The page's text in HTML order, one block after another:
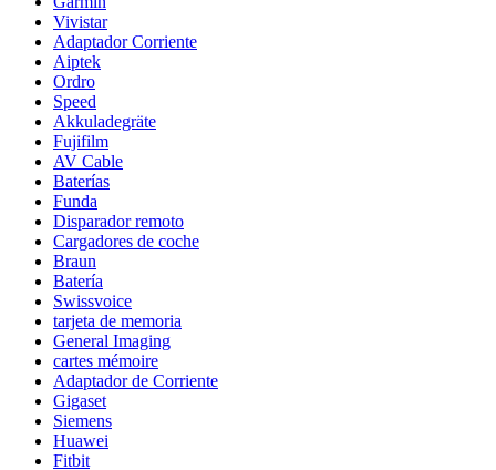
Vivistar
Adaptador Corriente
Aiptek
Ordro
Speed
Akkuladegräte
Fujifilm
AV Cable
Baterías
Funda
Disparador remoto
Cargadores de coche
Braun
Batería
Swissvoice
tarjeta de memoria
General Imaging
cartes mémoire
Adaptador de Corriente
Gigaset
Siemens
Huawei
Fitbit